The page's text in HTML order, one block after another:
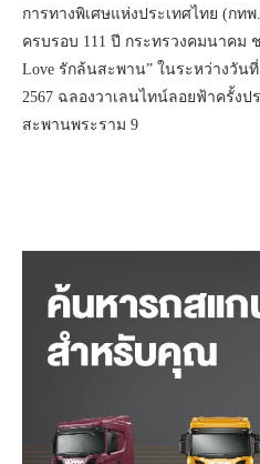
การทางพิเศษแห่งประเทศไทย (กท
ครบรอบ 111 ปี กระทรวงคมนาคม
Love รักล้นสะพาน” ในระหว่างวัน
2567 ฉลองวาเลนไทน์ลอยฟ้าครั้ง
สะพานพระราม 9